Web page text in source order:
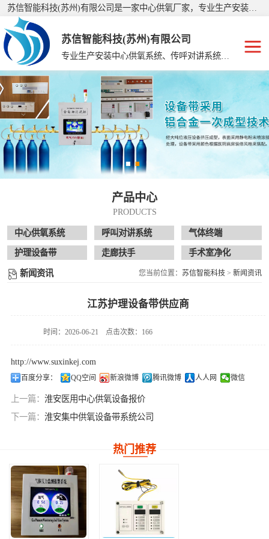
苏信智能科技(苏州)有限公司
产品中心
PRODUCTS
中心供氧系统 呼叫对讲系统 气体终端
护理设备带 走廊扶手 手术室净化
新闻资讯 您当前位置： 苏信智能科技 > 新闻资讯
江苏护理设备带供应商
时间：2026-06-21 点击次数：166
http://www.suxinkej.com
百度分享： QQ空间 新浪微博 腾讯微博 人人网 微信
上一篇： 淮安医用中心供氧设备报价
下一篇： 淮安集中供氧设备带系统公司
热门推荐
中心供氧系统
呼叫对讲系统
气体终端
护理设备带
手术室净化
供氧系统维修配